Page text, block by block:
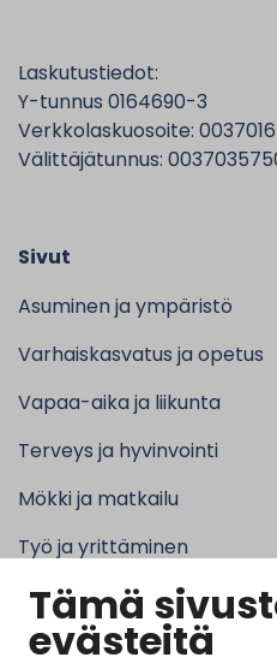
Tämä
evästeitä
Laskutustiedot:
Y-tunnus 0164690-3
Verkkolaskuosoite:
Välittäjätunnus:
Sivut
Asuminen ja ympäristö
Varhaiskasvatus ja opetus
Vapaa-aika ja liikunta
Terveys ja hyvinvointi
Mökki ja matkailu
Työ ja yrittäminen
Kunta ja hallinto